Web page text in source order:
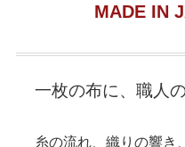
MADE IN
一枚の布に、職人
糸の流れ、織りの響き